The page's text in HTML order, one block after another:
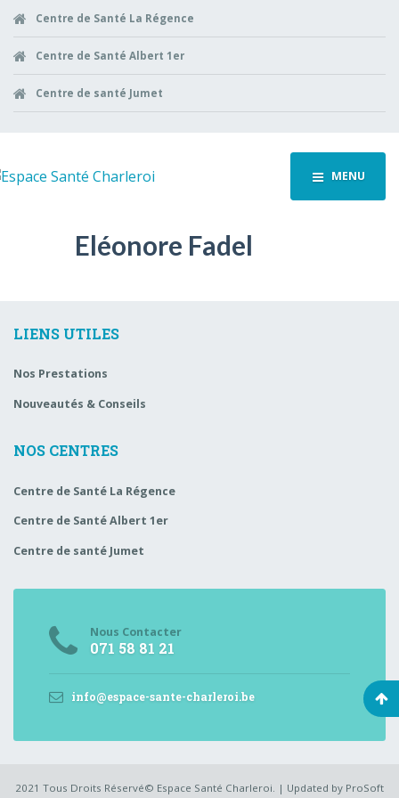
Centre de Santé La Régence
Centre de Santé Albert 1er
Centre de santé Jumet
MENU
Eléonore Fadel
LIENS UTILES
Nos Prestations
Nouveautés & Conseils
NOS CENTRES
Centre de Santé La Régence
Centre de Santé Albert 1er
Centre de santé Jumet
Nous Contacter
071 58 81 21
info@espace-sante-charleroi.be
2021 Tous Droits Réservé© Espace Santé Charleroi. | Updated by ProSoft